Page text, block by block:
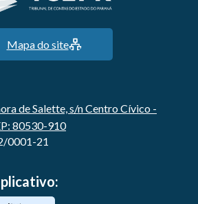
Mapa do site
de Salette, s/n Centro Cívico -
80530-910
0001-21